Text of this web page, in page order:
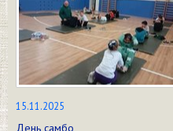
15.11.2025
День самбо